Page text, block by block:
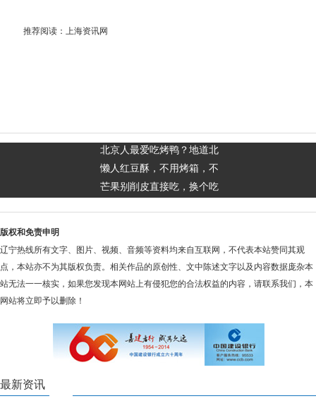
推荐阅读： 上海资讯网
北京人最爱吃烤鸭？地道北
懒人红豆酥，不用烤箱，不
芒果别削皮直接吃，换个吃
版权和免责申明
辽宁热线所有文字、图片、视频、音频等资料均来自互联网，不代表本站赞同其观
点，本站亦不为其版权负责。相关作品的原创性、文中陈述文字以及内容数据庞杂本
站无法一一核实，如果您发现本网站上有侵犯您的合法权益的内容，请联系我们，本
网站将立即予以删除！
最新资讯